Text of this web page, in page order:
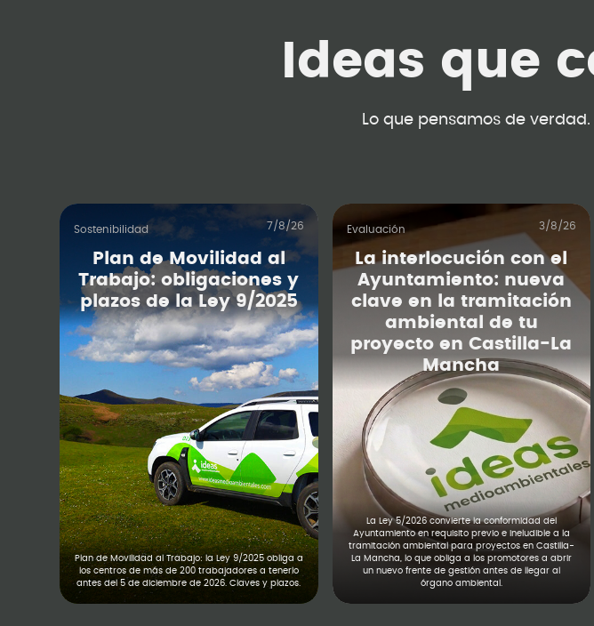
Ideas que
Lo que pensamos de
Sostenibilidad 7/8/26
Plan de Movilidad al
Trabajo: obligaciones y
plazos de la Ley 9/2025
Plan de Movilidad al Trabajo: la Ley 9/2025 obliga a
los centros de más de 200 trabajadores a tenerlo
antes del 5 de diciembre de 2026. Claves y plazos.
Evaluación 3/8/26
La interlocución con el
Ayuntamiento: nueva
clave en la tramitación
ambiental de tu
proyecto en Castilla-La
Mancha
La Ley 5/2026 convierte la conformidad del
Ayuntamiento en requisito previo e ineludible a la
tramitación ambiental para proyectos en Castilla-
La Mancha, lo que obliga a los promotores a abrir
un nuevo frente de gestión antes de llegar al
órgano ambiental.